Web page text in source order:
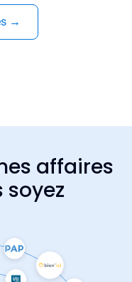
→
affaires
soyez